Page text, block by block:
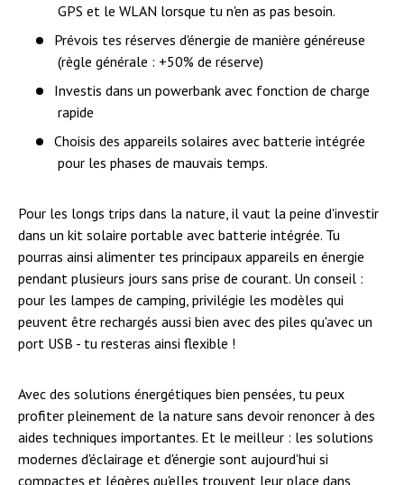
GPS et le WLAN lorsque tu n'en as pas besoin.
Prévois tes réserves d'énergie de manière généreuse
(règle générale : +50% de réserve)
Investis dans un powerbank avec fonction de charge
rapide
Choisis des appareils solaires avec batterie intégrée
pour les phases de mauvais temps.
Pour les longs trips dans la nature, il vaut la peine d'investir
dans un kit solaire portable avec batterie intégrée. Tu
pourras ainsi alimenter tes principaux appareils en énergie
pendant plusieurs jours sans prise de courant. Un conseil :
pour les lampes de camping, privilégie les modèles qui
peuvent être rechargés aussi bien avec des piles qu'avec un
port USB - tu resteras ainsi flexible !
Avec des solutions énergétiques bien pensées, tu peux
profiter pleinement de la nature sans devoir renoncer à des
aides techniques importantes. Et le meilleur : les solutions
modernes d'éclairage et d'énergie sont aujourd'hui si
compactes et légères qu'elles trouvent leur place dans